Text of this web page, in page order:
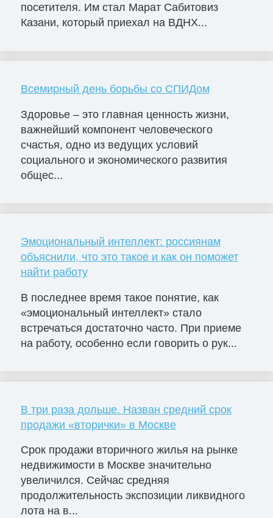
посетителя. Им стал Марат Сабитовиз
Казани, который приехал на ВДНХ...
Всемирный день борьбы со СПИДом
Здоровье – это главная ценность жизни,
важнейший компонент человеческого
счастья, одно из ведущих условий
социального и экономического развития
общес...
Эмоциональный интеллект: россиянам
объяснили, что это такое и как он поможет
найти работу
В последнее время такое понятие, как
«эмоциональный интеллект» стало
встречаться достаточно часто. При приеме
на работу, особенно если говорить о рук...
В три раза дольше. Назван средний срок
продажи «вторички» в Москве
Срок продажи вторичного жилья на рынке
недвижимости в Москве значительно
увеличился. Сейчас средняя
продолжительность экспозиции ликвидного
лота на в...